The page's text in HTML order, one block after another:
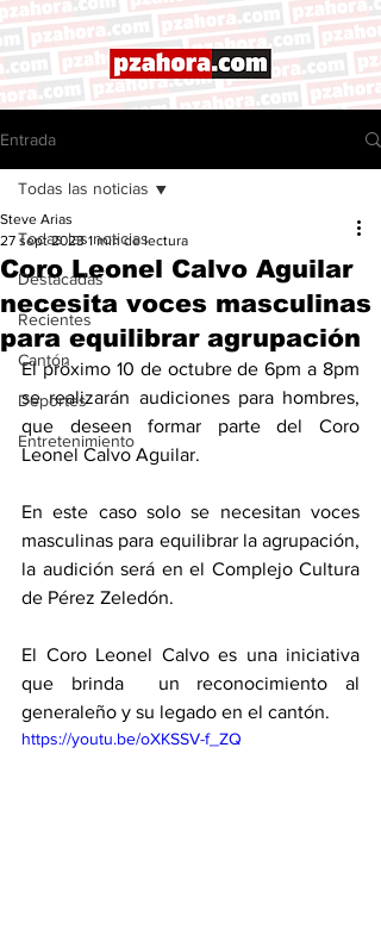
Entrada
Todas las noticias
Destacadas
Recientes
Cantón
Deportes
Entretenimiento
Todas las noticias
Coro Leonel Calvo Aguilar
necesita voces masculinas
para equilibrar agrupación
Steve Arias
27 sept 2023 1 min de lectura
El próximo 10 de octubre de 6pm a 8pm
se realizarán audiciones para hombres,
que deseen formar parte del Coro
Leonel Calvo Aguilar.
En este caso solo se necesitan voces
masculinas para equilibrar la agrupación,
la audición será en el Complejo Cultura
de Pérez Zeledón.
El Coro Leonel Calvo es una iniciativa
que brinda  un reconocimiento al
generaleño y su legado en el cantón.
https://youtu.be/oXKSSV-f_ZQ